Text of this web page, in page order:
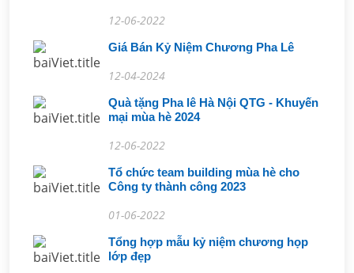
12-06-2022
Giá Bán Kỷ Niệm Chương Pha Lê
12-04-2024
Quà tặng Pha lê Hà Nội QTG - Khuyến
mại mùa hè 2024
12-06-2022
Tổ chức team building mùa hè cho
Công ty thành công 2023
01-06-2022
Tổng hợp mẫu kỷ niệm chương họp
lớp đẹp